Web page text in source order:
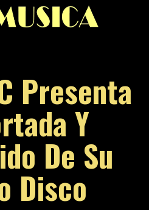
Presenta
Y
De Su
Disco